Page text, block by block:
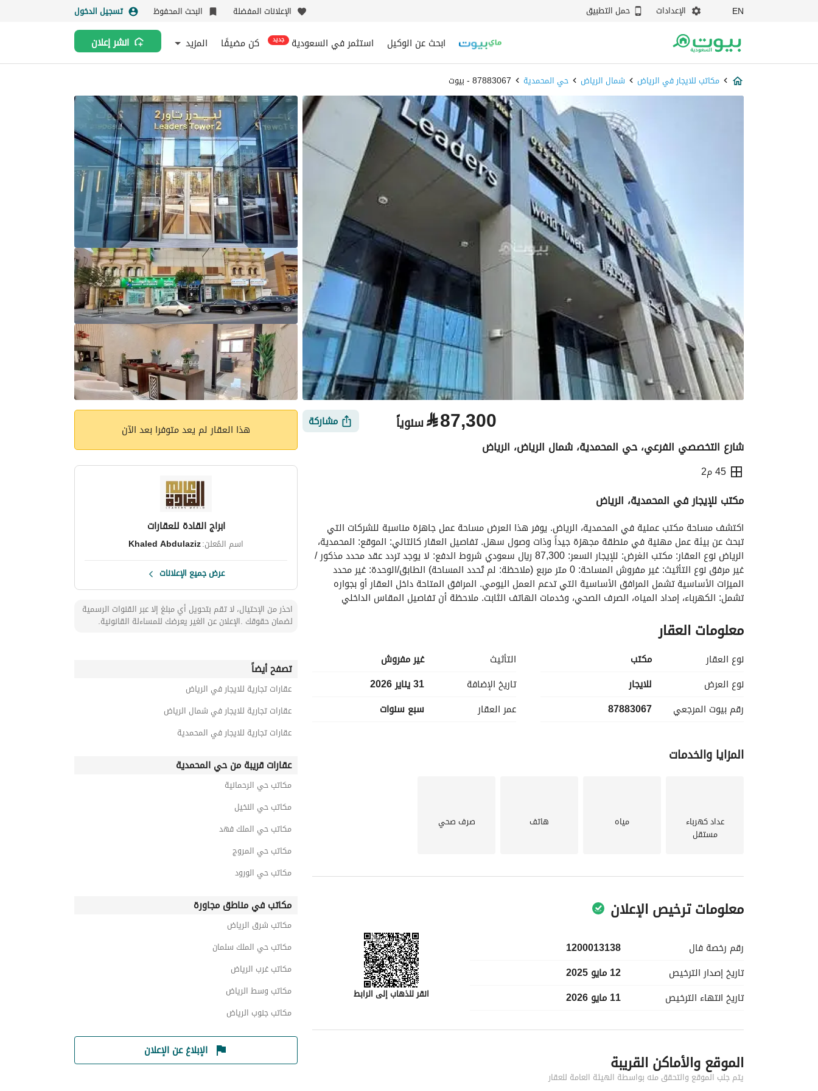
EN الإعدادات حمل التطبيق الإعلانات المفضلة البحث المحفوظ تسجيل الدخول
ابحث عن الوكيل استثمر في السعودية جديد كن مضيفًا المزيد انشر إعلان
مكاتب للايجار في الرياض شمال الرياض حي المحمدية 87883067 - بيوت
⃁87,300 سنوياً مشاركة
شارع التخصصي الفرعي، حي المحمدية، شمال الرياض، الرياض
45 م2
مكتب للإيجار في المحمدية، الرياض
الإيجار والوديعة وأي إمكانية للتخصيص أو التfits ليتوافق المكان مع احتياجات المؤسسة بشكل أفضل.
معلومات العقار
نوع العقار
مکتب
نوع العرض
للايجار
رقم بيوت المرجعي
87883067
التأثيث
غير مفروش
تاريخ الإضافة
31 يناير 2026
عمر العقار
سبع سنوات
المزايا والخدمات
عداد كهرباء
مستقل
مياه هاتف صرف صحي
معلومات ترخيص الإعلان
رقم رخصة فال
1200013138
تاريخ إصدار الترخيص
12 مايو 2025
تاريخ انتهاء الترخيص 11 مايو 2026 انقر للذهاب إلى الرابط
معلومات مسؤول الإعلان
اسم المسؤول -
الموقع والأماكن القريبة
يتم جلب الموقع والتحقق منه بواسطة الهيئة العامة للعقار
هذا العقار لم يعد متوفرا بعد الآن
ابراج القادة للعقارات
اسم المُعلن:Khaled Abdulaziz
عرض جميع الإعلانات
احذر من الإحتيال، لا تقم بتحويل أي مبلغ إلا عبر القنوات الرسمية
لضمان حقوقك .الإعلان عن الغير يعرضك للمساءلة القانونية.
تصفح أيضاً
عقارات تجارية للايجار في الرياض
عقارات تجارية للايجار في شمال الرياض
عقارات تجارية للايجار في المحمدية
عقارات قريبة من حي المحمدية
مكاتب حي الرحمانية
مكاتب حي النخيل
مكاتب حي الملك فهد
مكاتب حي المروج
مكاتب حي الورود
مكاتب في مناطق مجاورة
مكاتب شرق الرياض
مكاتب حي الملك سلمان
مكاتب غرب الرياض
مكاتب وسط الرياض
مكاتب جنوب الرياض
الإبلاغ عن الإعلان